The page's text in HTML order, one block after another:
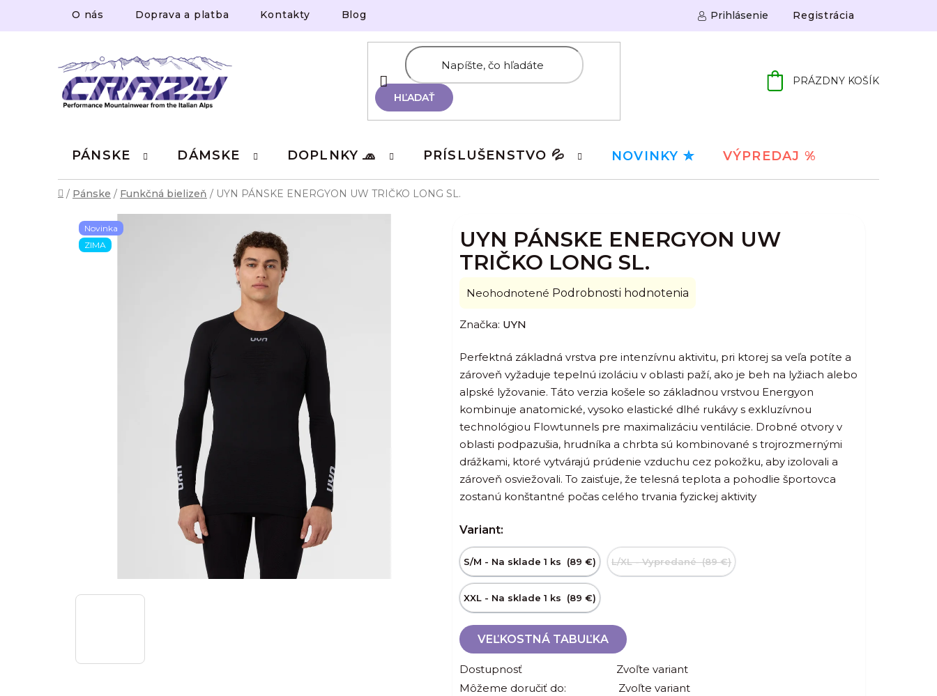
obsah
O nás Doprava a platba Kontakty Blog Prihlásenie Registrácia
HĽADAŤ
PRÁZDNY KOŠÍK
PÁNSKE DÁMSKE DOPLNKY 🧢 PRÍSLUŠENSTVO 💦 NOVINKY ✮ VÝPREDAJ %
Domov
/ Pánske / Funkčná bielizeň / UYN PÁNSKE ENERGYON UW TRIČKO LONG SL.
UYN PÁNSKE ENERGYON UW
TRIČKO LONG SL.
Priemerné
produktu
0,0
z
5
hviezdičiek.
Neohodnotené Podrobnosti hodnotenia
Značka: UYN
Perfektná základná vrstva pre intenzívnu aktivitu, pri ktorej sa veľa potíte a
zároveň vyžaduje tepelnú izoláciu v oblasti paží, ako je beh na lyžiach alebo
alpské lyžovanie. Táto verzia košele so základnou vrstvou Energyon
kombinuje anatomické, vysoko elastické dlhé rukávy s exkluzívnou
technológiou Flowtunnels pre maximalizáciu ventilácie. Drobné otvory v
oblasti podpazušia, hrudníka a chrbta sú kombinované s trojrozmernými
drážkami, ktoré vytvárajú prúdenie vzduchu cez pokožku, aby izolovali a
zároveň osviežovali. To zaisťuje, že telesná teplota a pohodlie športovca
zostanú konštantné počas celého trvania fyzickej aktivity
Variant:
S/M - Na sklade 1 ks (89 €) L/XL - Vypredané (89 €)
XXL - Na sklade 1 ks (89 €)
VEĽKOSTNÁ TABUĽKA
Dostupnosť
Zvoľte variant
Môžeme doručiť do:
Zvoľte variant
Novinka
ZIMA